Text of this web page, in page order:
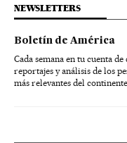
NEWSLETTERS
Boletín de América
Cada semana en tu cuenta
reportajes y análisis de los
más relevantes del continente.